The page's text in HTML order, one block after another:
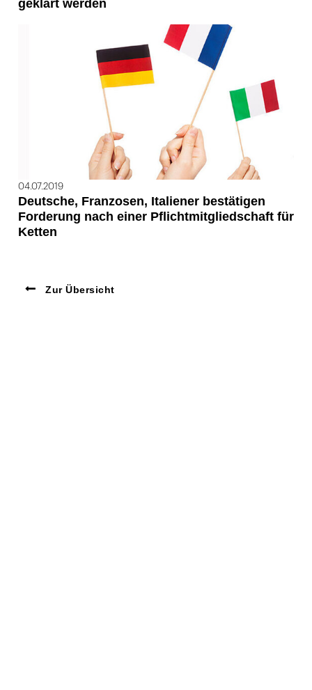
geklärt werden
04.07.2019
Deutsche, Franzosen, Italiener bestätigen
Forderung nach einer Pflichtmitgliedschaft für
Ketten
Zur Übersicht